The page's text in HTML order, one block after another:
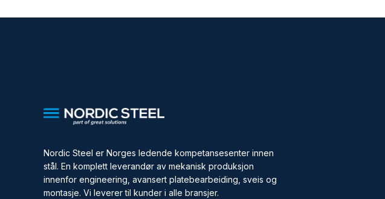
Nordic Steel er Norges ledende kompetansesenter innen
stål. En komplett leverandør av mekanisk produksjon
innenfor engineering, avansert platebearbeiding, sveis og
montasje. Vi leverer til kunder i alle bransjer.